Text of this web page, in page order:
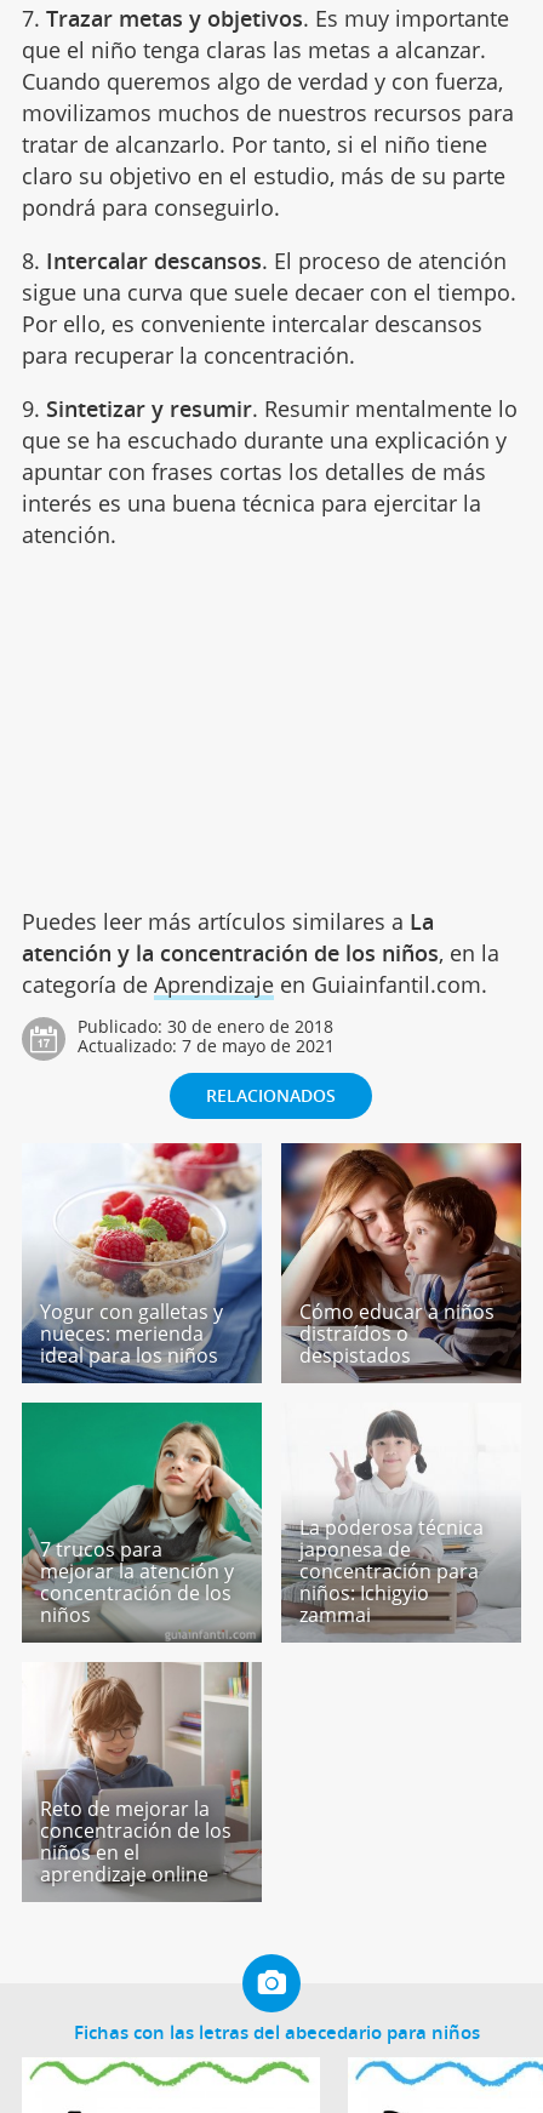
7. Trazar metas y objetivos. Es muy importante
que el niño tenga claras las metas a alcanzar.
Cuando queremos algo de verdad y con fuerza,
movilizamos muchos de nuestros recursos para
tratar de alcanzarlo. Por tanto, si el niño tiene
claro su objetivo en el estudio, más de su parte
pondrá para conseguirlo.
8. Intercalar descansos. El proceso de atención
sigue una curva que suele decaer con el tiempo.
Por ello, es conveniente intercalar descansos
para recuperar la concentración.
9. Sintetizar y resumir. Resumir mentalmente lo
que se ha escuchado durante una explicación y
apuntar con frases cortas los detalles de más
interés es una buena técnica para ejercitar la
atención.
Puedes leer más artículos similares a La
atención y la concentración de los niños, en la
categoría de Aprendizajeen Guiainfantil.com.
Publicado: 30 de enero de 2018
Actualizado: 7 de mayo de 2021
RELACIONADOS
Yogur con galletas y
nueces: merienda
ideal para los niños
Cómo educar a niños
distraídos o
despistados
7 trucos para
mejorar la atención y
concentración de los
niños
La poderosa técnica
japonesa de
concentración para
niños: Ichigyio
zammai
Reto de mejorar la
concentración de los
niños en el
aprendizaje online
Fichas con las letras del abecedario para niños